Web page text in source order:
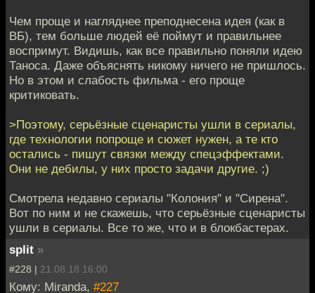
Чем проще и нагляднее преподнесена идея (как в
ВБ), тем больше людей её поймут и правильнее
воспримут. Видишь, как все правильно поняли идею
Таноса. Даже объяснять никому ничего не пришлось.
Но в этом и слабость фильма - его проще
критиковать.
>Поэтому, серьёзные сценаристы ушли в сериалы,
где технологии попроще и сюжет нужен, а те кто
остались - пишут связки между спецэффектами.
Они не дебилы, у них просто задачи другие. ;)
Смотрела недавно сериалы "Колония" и "Сирена".
Вот по ним и не скажешь, что серьёзные сценаристы
ушли в сериалы. Все то же, что и в блокбастерах.
split »
#228 | 21.08.18 16:00
Кому: Miranda, #227